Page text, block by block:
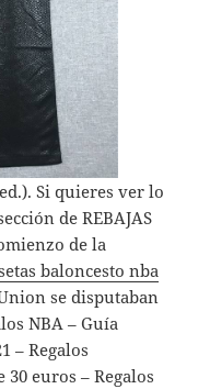
Si quieres ver lo
de REBAJAS
de la
baloncesto nba
se disputaban
NBA – Guía
– Regalos
euros – Regalos